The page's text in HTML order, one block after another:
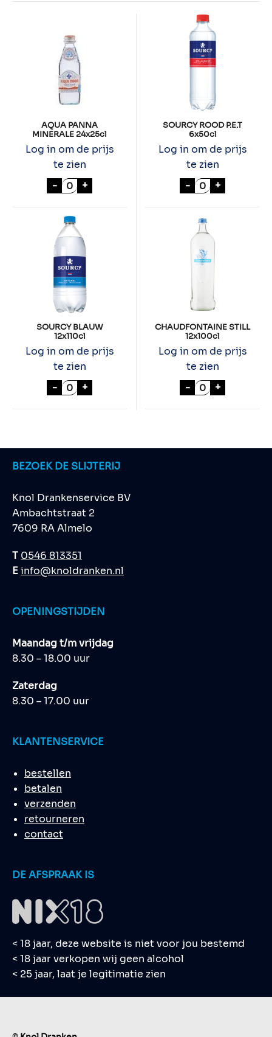
AQUA PANNA
MINERALE 24x25cl
Log in om de prijs
te zien
- AQUA PANNA MINERALE 24x25cl aantal
+
SOURCY ROOD P.E.T
6x50cl
Log in om de prijs
te zien
- SOURCY
+
SOURCY BLAUW
12x110cl
Log in om de prijs
te zien
- SOURCY BLAUW 12x110cl aantal
+
CHAUDFONTAINE STILL
12x100cl
Log in om de prijs
te zien
-
+
BEZOEK DE SLIJTERIJ
Knol Drankenservice BV
Ambachtstraat 2
7609 RA Almelo
T 0546 813351
Einfo@knoldranken.nl
OPENINGSTIJDEN
Maandag t/m vrijdag
8.30 – 18.00 uur
Zaterdag
8.30 – 17.00 uur
KLANTENSERVICE
bestellen
betalen
verzenden
retourneren
contact
DE AFSPRAAK IS
< 18 jaar, deze website is niet voor jou bestemd
< 18 jaar verkopen wij geen alcohol
< 25 jaar, laat je legitimatie zien